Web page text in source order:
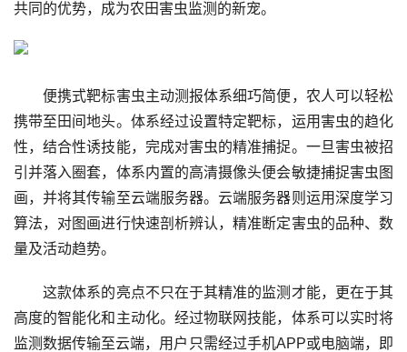
共同的优势，成为农田害虫监测的新宠。
便携式靶标害虫主动测报体系细巧简便，农人可以轻松
携带至田间地头。体系经过设置特定靶标，运用害虫的趋化
性，结合性诱技能，完成对害虫的精准捕捉。一旦害虫被招
引并落入圈套，体系内置的高清摄像头便会敏捷捕捉害虫图
画，并将其传输至云端服务器。云端服务器则运用深度学习
算法，对图画进行快速剖析辨认，精准断定害虫的品种、数
量及活动趋势。
这款体系的亮点不只在于其精准的监测才能，更在于其
高度的智能化和主动化。经过物联网技能，体系可以实时将
监测数据传输至云端，用户只需经过手机APP或电脑端，即